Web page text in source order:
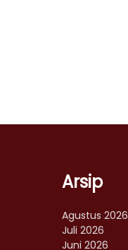
Arsip
Agustus 2026
Juli 2026
Juni 2026